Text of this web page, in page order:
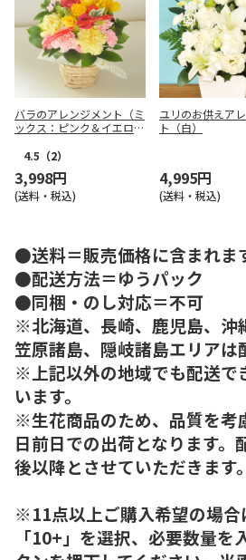
バラのアレンジメント（ミ
ックス：ピンク＆イエロ
4.5 （2）
3,998円
(送料・税込)
ユリのお供えア
ト（白）
4,995円
(送料・税込)
●送料＝販売価格に含まれま
●配送方法＝ゆうパック
●同梱・のし対応＝不可
※北海道、長崎、鹿児島、沖
笠原諸島、隠岐諸島エリアは
※上記以外の地域でも配送で
います。
※生花商品のため、品質を考
日前日での出荷となります。
後以降とさせていただきます
※11点以上ご購入希望の場合
「10+」を選択、必要数量を